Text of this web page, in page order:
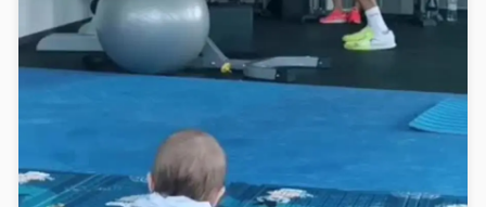
Pokretanje videa...